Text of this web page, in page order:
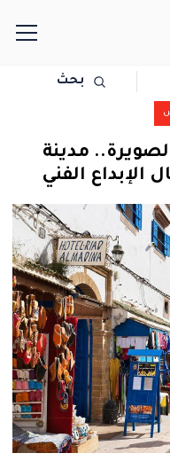
بحث
مدينة
الفني